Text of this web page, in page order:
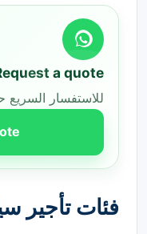
a quote
للاستفسار
فئات تأجير